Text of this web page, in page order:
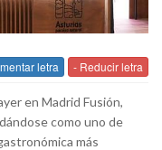
letra - Reducir letra
en Madrid Fusión,
como uno de
más